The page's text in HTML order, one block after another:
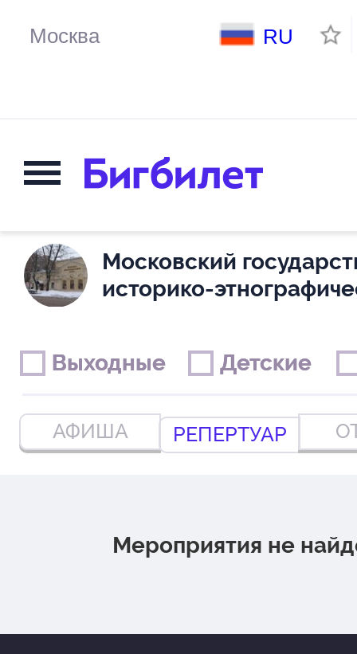
RU
Московский
историко-
АФИША РЕПЕРТУАР
Выходные
Выходные Детские
Детские
Мероприятия не